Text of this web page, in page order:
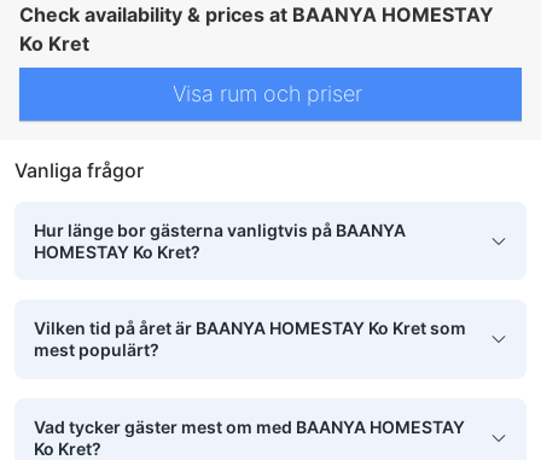
Check availability & prices at BAANYA HOMESTAY
Ko Kret
Visa rum och priser
Vanliga frågor
Hur länge bor gästerna vanligtvis på BAANYA
HOMESTAY Ko Kret?
Vilken tid på året är BAANYA HOMESTAY Ko Kret som
mest populärt?
Vad tycker gäster mest om med BAANYA HOMESTAY
Ko Kret?